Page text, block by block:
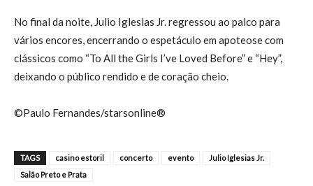
No final da noite, Julio Iglesias Jr. regressou ao palco para
vários encores, encerrando o espetáculo em apoteose com
clássicos como “To All the Girls I’ve Loved Before” e “Hey”,
deixando o público rendido e de coração cheio.
©Paulo Fernandes/starsonline®
TAGS casino estoril concerto evento
Julio Iglesias Jr.
Salão Preto e Prata